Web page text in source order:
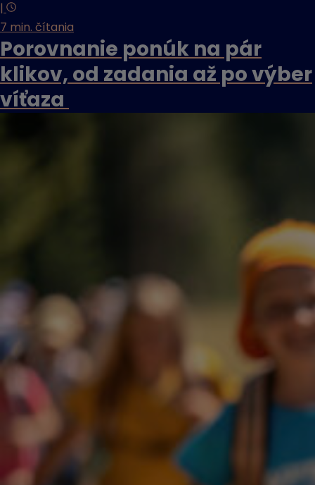
|
7 min. čítania
Porovnanie ponúk na pár
klikov, od zadania až po výber
víťaza